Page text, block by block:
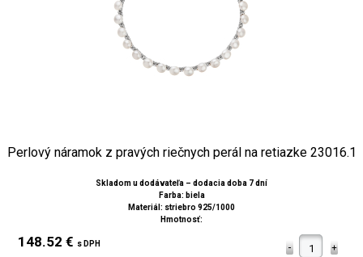
Perlový náramok z pravých riečnych perál na retiazke 23016.1
Skladom u dodávateľa – dodacia doba 7 dní
Farba: biela
Materiál: striebro 925/1000
Hmotnosť:
148.52 € s DPH